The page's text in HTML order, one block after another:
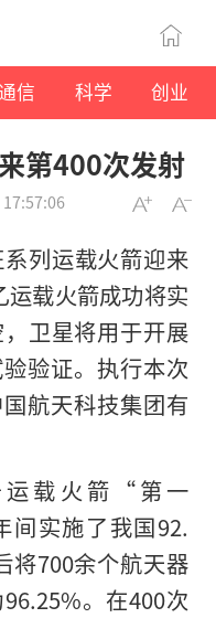
信 科学 创业
第400次发射
列运载火箭迎来
载火箭成功将实
卫星将用于开展
验证。执行本次
航天科技集团有
运载火箭“第一
实施了我国92.
将700余个航天器
。在400次